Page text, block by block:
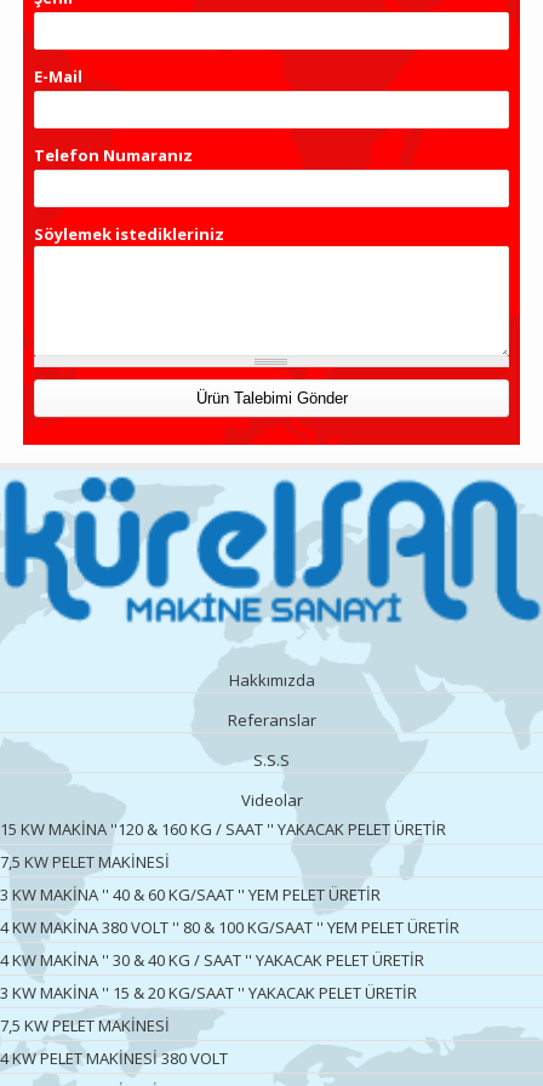
E-Mail*
Telefon Numaranız
Söylemek istedikleriniz
Hakkımızda
Referanslar
S.S.S
Videolar
15 KW MAKİNA ''120 & 160 KG / SAAT '' YAKACAK PELET ÜRETİR
7,5 KW PELET MAKİNESİ
3 KW MAKİNA '' 40 & 60 KG/SAAT '' YEM PELET ÜRETİR
4 KW MAKİNA 380 VOLT '' 80 & 100 KG/SAAT '' YEM PELET ÜRETİR
4 KW MAKİNA '' 30 & 40 KG / SAAT '' YAKACAK PELET ÜRETİR
3 KW MAKİNA '' 15 & 20 KG/SAAT '' YAKACAK PELET ÜRETİR
7,5 KW PELET MAKİNESİ
4 KW PELET MAKİNESİ 380 VOLT